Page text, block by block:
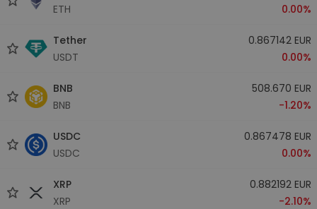
ETH
0.00%
Tether
USDT
0.867142 EUR
0.00%
BNB
BNB
508.670 EUR
-1.20%
USDC
USDC
0.867478 EUR
0.00%
XRP
XRP
0.882192 EUR
-2.10%